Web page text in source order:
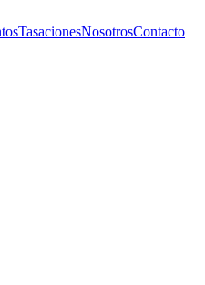
TasacionesNosotrosContacto